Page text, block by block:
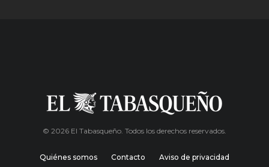
© 2026 El Tabasqueño. Todos los derechos reservados.
Quiénes somos Contacto Aviso de privacidad